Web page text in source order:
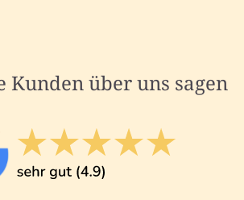
Kunden über uns sagen